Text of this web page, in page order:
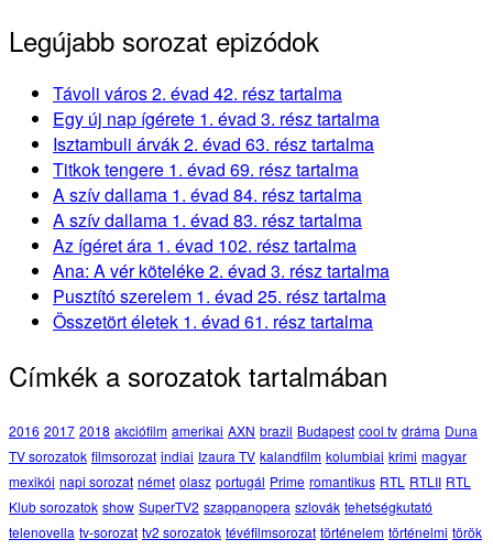
Legújabb sorozat epizódok
Távoli város 2. évad 42. rész tartalma
Egy új nap ígérete 1. évad 3. rész tartalma
Isztambuli árvák 2. évad 63. rész tartalma
Titkok tengere 1. évad 69. rész tartalma
A szív dallama 1. évad 84. rész tartalma
A szív dallama 1. évad 83. rész tartalma
Az ígéret ára 1. évad 102. rész tartalma
Ana: A vér köteléke 2. évad 3. rész tartalma
Pusztító szerelem 1. évad 25. rész tartalma
Összetört életek 1. évad 61. rész tartalma
Címkék a sorozatok tartalmában
2016 2017 2018 akciófilm amerikai AXN brazil Budapest cool tv dráma Duna
TV sorozatok filmsorozat indiai Izaura TV kalandfilm kolumbiai krimi magyar
mexikói napi sorozat német olasz portugál Prime romantikus RTL RTLII RTL
Klub sorozatok show SuperTV2 szappanopera szlovák tehetségkutató
telenovella tv-sorozat tv2 sorozatok tévéfilmsorozat történelem történelmi török